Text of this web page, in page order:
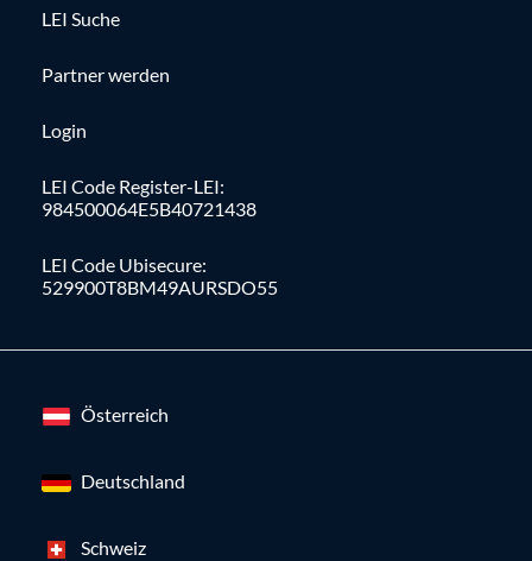
LEI Suche
Partner werden
Login
LEI Code Register-LEI:
984500064E5B40721438
LEI Code Ubisecure:
529900T8BM49AURSDO55
Österreich
Deutschland
Schweiz